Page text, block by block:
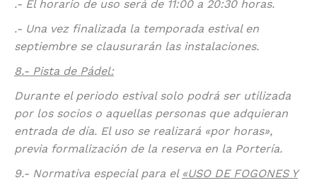
.- El horario de uso será de 11:00 a 20:30 horas.
.- Una vez finalizada la temporada estival en
septiembre se clausurarán las instalaciones.
8.- Pista de Pádel:
Durante el periodo estival solo podrá ser utilizada
por los socios o aquellas personas que adquieran
entrada de día. El uso se realizará «por horas»,
previa formalización de la reserva en la Portería.
9.- Normativa especial para el «USO DE FOGONES Y